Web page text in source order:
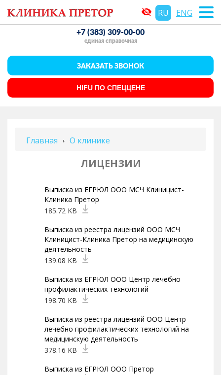
RU ENG
+7 (383) 309-00-00
единая справочная
ЗАКАЗАТЬЗВОНОК
HIFU ПО СПЕЦЦЕНЕ
Главная О клинике
ЛИЦЕНЗИИ
Выписка из ЕГРЮЛ ООО МСЧ Клиницист-
Клиника Претор
185.72 KB
Выписка из реестра лицензий ООО МСЧ
Клиницист-Клиника Претор на медицинскую
деятельность
139.08 KB
Выписка из ЕГРЮЛ ООО Центр лечебно
профилактических технологий
198.70 KB
Выписка из реестра лицензий ООО Центр
лечебно профилактических технологий на
медицинскую деятельность
378.16 KB
Выписка из ЕГРЮЛ ООО Претор